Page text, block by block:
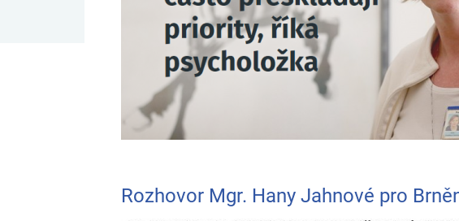
Rozhovor Mgr. Hany Jahnové pro